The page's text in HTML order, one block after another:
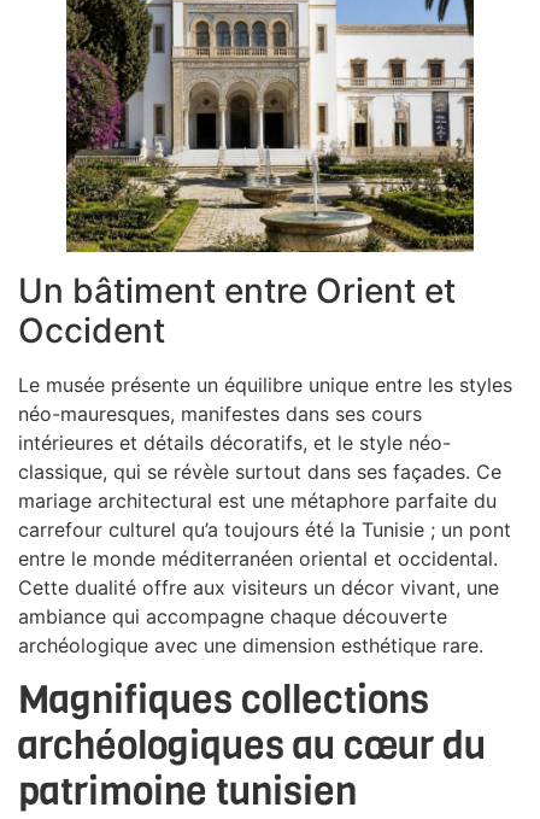
Un bâtiment entre Orient et
Occident
Le musée présente un équilibre unique entre les styles
néo-mauresques, manifestes dans ses cours
intérieures et détails décoratifs, et le style néo-
classique, qui se révèle surtout dans ses façades. Ce
mariage architectural est une métaphore parfaite du
carrefour culturel qu’a toujours été la Tunisie ; un pont
entre le monde méditerranéen oriental et occidental.
Cette dualité offre aux visiteurs un décor vivant, une
ambiance qui accompagne chaque découverte
archéologique avec une dimension esthétique rare.
Magnifiques collections
archéologiques au cœur du
patrimoine tunisien